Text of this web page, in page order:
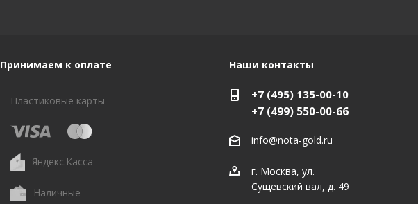
Принимаем к оплате
Пластиковые карты
Яндекс.Касса
Наличные
Наши контакты
+7 (495) 135-00-10
+7 (499) 550-00-66
info@nota-gold.ru
г. Москва, ул.
Сущевский вал, д. 49